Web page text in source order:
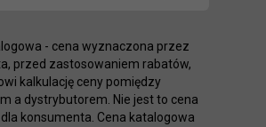
- cena wyznaczona przez
przed zastosowaniem rabatów,
kalkulację ceny pomiędzy
a dystrybutorem. Nie jest to cena
konsumenta. Cena katalogowa